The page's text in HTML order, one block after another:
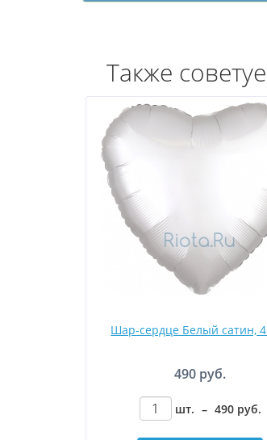
Также
Шар-сердце Белый сатин,
490 руб.
шт. – 490 руб.